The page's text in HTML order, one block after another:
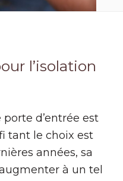
l’isolation
d’entrée est
tant le choix est
années, sa
à un tel